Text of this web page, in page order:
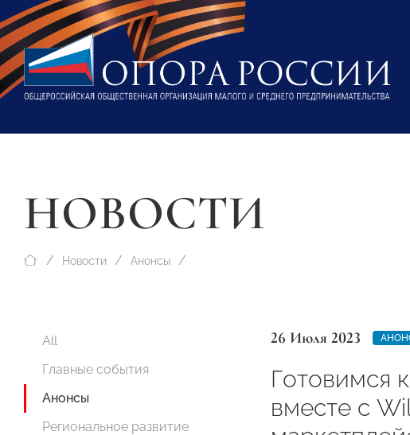
НОВОСТИ
Новости Анонсы
All
Главные события
Анонсы
Региональное развитие
26 Июля 2023
Готовимся
вместе с